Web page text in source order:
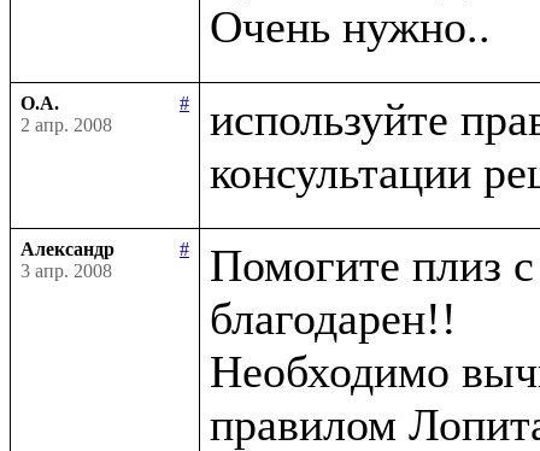
О.А.
#
2 апр. 2008
используйте
Александр
#
3 апр. 2008
Помогите плиз
благодарен!!
Необходимо
правилом